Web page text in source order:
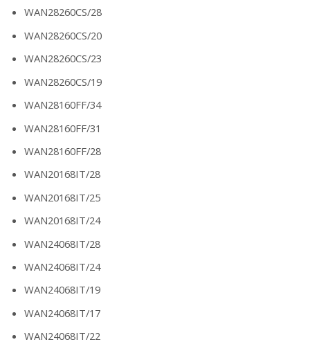
WAN28260CS/28
WAN28260CS/20
WAN28260CS/23
WAN28260CS/19
WAN28160FF/34
WAN28160FF/31
WAN28160FF/28
WAN20168IT/28
WAN20168IT/25
WAN20168IT/24
WAN24068IT/28
WAN24068IT/24
WAN24068IT/19
WAN24068IT/17
WAN24068IT/22